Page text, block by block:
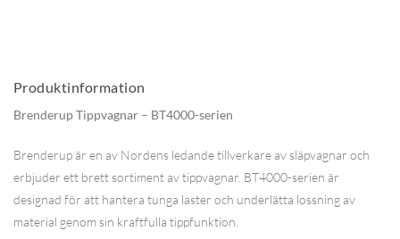
Produktinformation
Brenderup Tippvagnar – BT4000-serien
Brenderup är en av Nordens ledande tillverkare av släpvagnar och
erbjuder ett brett sortiment av tippvagnar. BT4000-serien är
designad för att hantera tunga laster och underlätta lossning av
material genom sin kraftfulla tippfunktion.